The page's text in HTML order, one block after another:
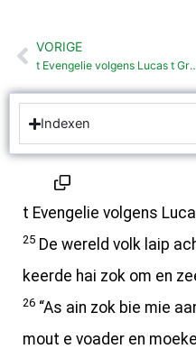
Vorige
VORIGE
t Evengelie volgens Lucas
Indexen
t Evengelie volgens
25 De wereld volk laip
keerde hai zok om en
26 “As ain zok bie mie
mout e voader en